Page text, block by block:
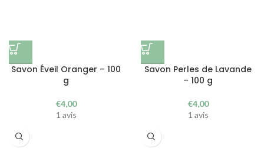
Savon Éveil Oranger – 100
g
€4,00
1 avis
Savon Perles de Lavande
– 100 g
€4,00
1 avis